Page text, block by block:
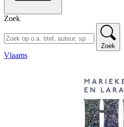
Zoek
Zoek
Vlaams